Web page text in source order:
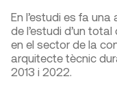
En l’estudi es fa
de l’estudi d’un
en el sector de la
arquitecte tècnic
2013 i 2022.